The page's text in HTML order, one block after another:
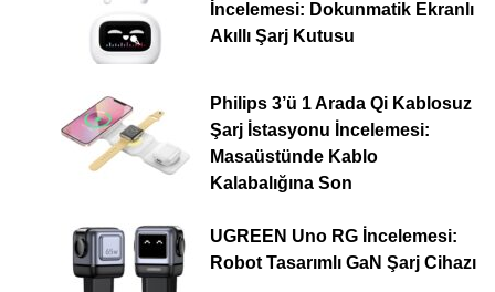
İncelemesi: Dokunmatik Ekranlı
Akıllı Şarj Kutusu
Philips 3’ü 1 Arada Qi Kablosuz
Şarj İstasyonu İncelemesi:
Masaüstünde Kablo
Kalabalığına Son
UGREEN Uno RG İncelemesi:
Robot Tasarımlı GaN Şarj Cihazı